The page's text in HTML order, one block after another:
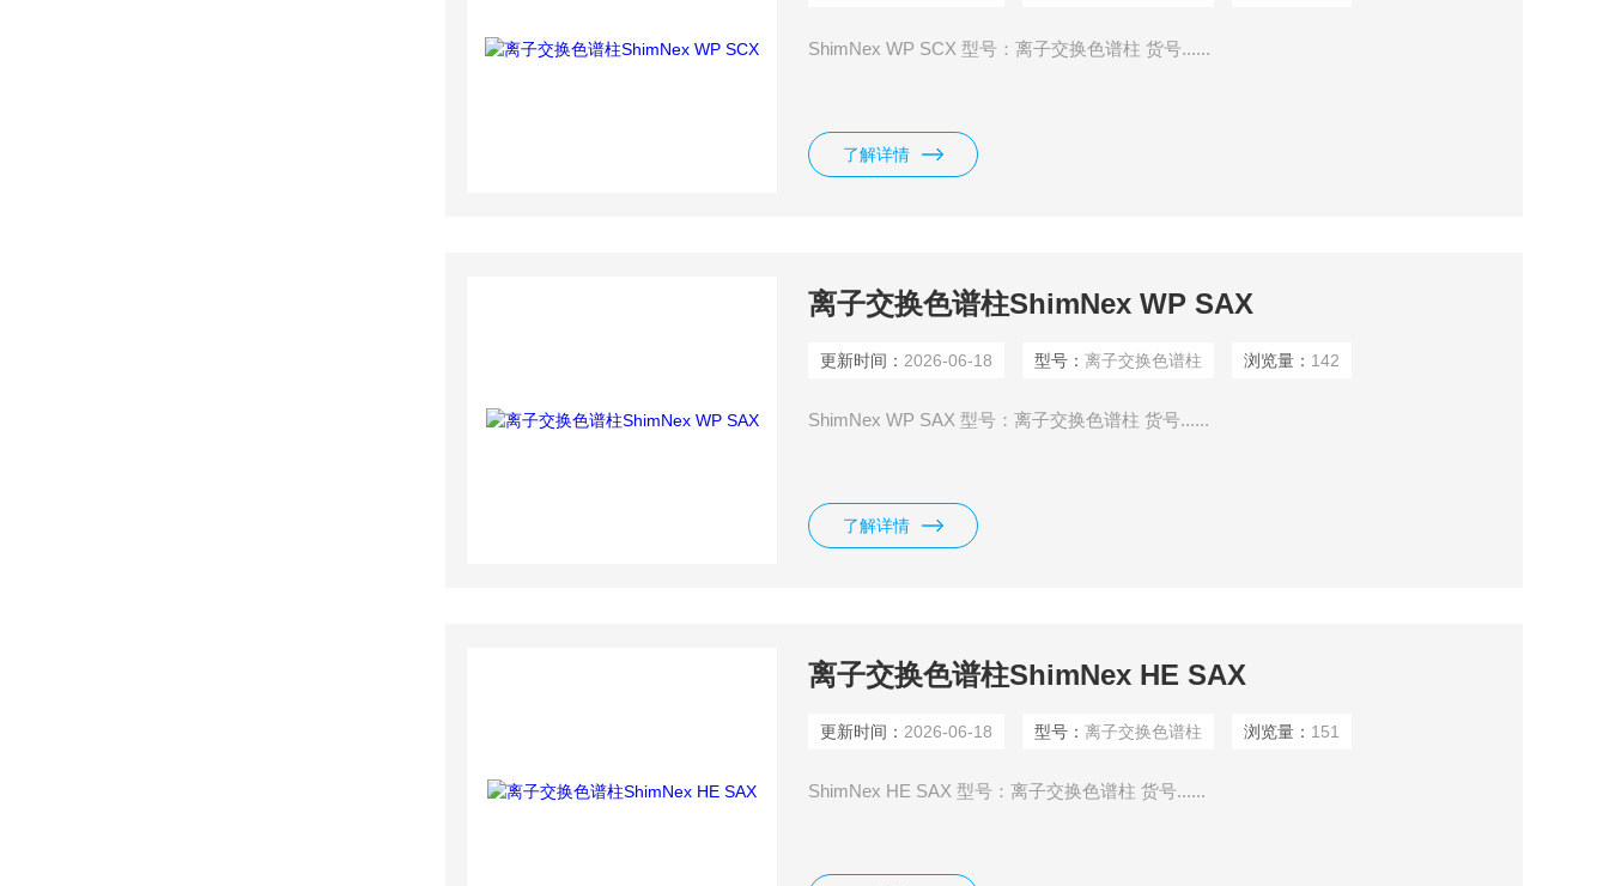
ShimNex WP SCX 型号：离子交换色谱柱 货号......
了解详情
离子交换色谱柱ShimNex WP SAX
更新时间： 2026-06-18 型号：离子交换色谱柱 浏览量： 142
ShimNex WP SAX 型号：离子交换色谱柱 货号......
了解详情
离子交换色谱柱ShimNex HE SAX
更新时间： 2026-06-18 型号：离子交换色谱柱 浏览量： 151
ShimNex HE SAX 型号：离子交换色谱柱 货号......